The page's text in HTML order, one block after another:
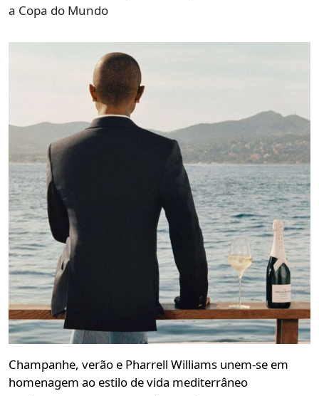
a Copa do Mundo
Champanhe, verão e Pharrell Williams unem-se em
homenagem ao estilo de vida mediterrâneo